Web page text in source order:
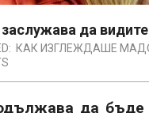
да
КАК ИЗГЛЕЖДАШЕ
да